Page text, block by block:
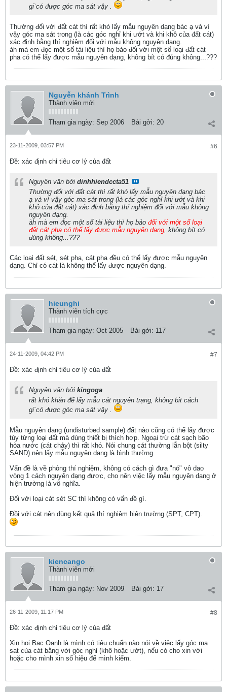
gi`có được góc ma sát vậy .
Thường đối với đất cát thì rất khó lấy mẫu nguyên dạng bác ạ và vì
vậy góc ma sát trong (là các góc nghỉ khi ướt và khi khô của đất cát)
xác định bằng thí nghiệm đối với mẫu không nguyên dạng.
àh mà em đọc một số tài liệu thì họ bảo đối với một số loại đất cát
pha có thể lấy được mẫu nguyên dạng, không bít có đúng không...???
Nguyễn khánh Trình
Thành viên mới
Tham gia ngày: Sep 2006 Bài gởi: 20
#6
23-11-2009, 03:57 PM
Ðề: xác định chỉ tiêu cơ lý của đất
Nguyên văn bởi dinhhiendccta51
Thường đối với đất cát thì rất khó lấy mẫu nguyên dạng bác
ạ và vì vậy góc ma sát trong (là các góc nghỉ khi ướt và khi
khô của đất cát) xác định bằng thí nghiệm đối với mẫu không
nguyên dạng.
àh mà em đọc một số tài liệu thì họ bảo đối với một số loại
đất cát pha có thể lấy được mẫu nguyên dạng, không bít có
đúng không...???
Các loại đất sét, sét pha, cát pha đều có thể lấy được mẫu nguyên
dạng. Chỉ có cát là không thể lấy được nguyên dạng.
hieunghi
Thành viên tích cực
Tham gia ngày: Oct 2005 Bài gởi: 117
#7
24-11-2009, 04:42 PM
Ðề: xác định chỉ tiêu cơ lý của đất
Nguyên văn bởi kingoga
rất khó khăn để lấy mẫu cát nguyên trạng, không bit cách
gi`có được góc ma sát vậy .
Mẫu nguyên dạng (undisturbed sample) đất nào cũng có thể lấy được
tùy từng loại đất mà dùng thiết bị thích hợp. Ngoại trừ cát sạch bão
hòa nước (cát chảy) thì rất khó. Nói chung cát thường lẫn bột (silty
SAND) nên lấy mẫu nguyên dạng là bình thường.
Vấn đề là về phòng thí nghiệm, không có cách gì đưa "nó" vô dao
vòng 1 cách nguyên dạng được, cho nên việc lấy mẫu nguyên dạng ở
hiện trường là vô nghĩa.
Đối với loại cát sét SC thì không có vấn đề gì.
Đồi với cát nên dùng kết quả thí nghiệm hiện trường (SPT, CPT).
kiencango
Thành viên mới
Tham gia ngày: Nov 2009 Bài gởi: 17
#8
26-11-2009, 11:17 PM
Ðề: xác định chỉ tiêu cơ lý của đất
Xin hoi Bac Oanh là mình có tiêu chuẩn nào nói về việc lấy góc ma
sat của cát bằng với góc nghỉ (khô hoặc ướt), nếu có cho xin với
hoặc cho mình xin số hiệu để mình kiếm.